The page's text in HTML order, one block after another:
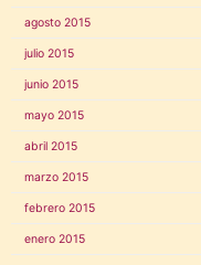
agosto 2015
julio 2015
junio 2015
mayo 2015
abril 2015
marzo 2015
febrero 2015
enero 2015